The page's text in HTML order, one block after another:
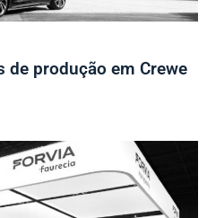
de produção em Crewe